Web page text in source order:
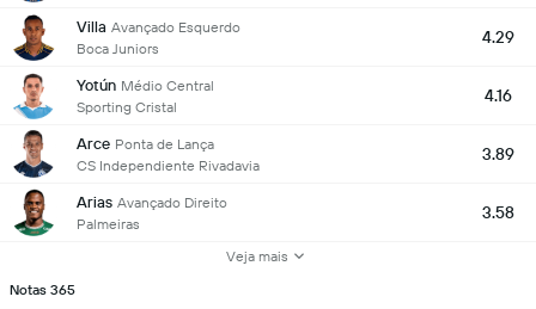
Villa Avançado Esquerdo
Boca Juniors
4.29
Yotún Médio Central
Sporting Cristal
4.16
Arce Ponta de Lança
CS Independiente Rivadavia
3.89
Arias Avançado Direito
Palmeiras
3.58
Veja mais
Notas 365